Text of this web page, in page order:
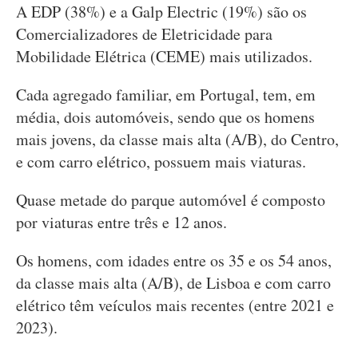
A EDP (38%) e a Galp Electric (19%) são os
Comercializadores de Eletricidade para
Mobilidade Elétrica (CEME) mais utilizados.
Cada agregado familiar, em Portugal, tem, em
média, dois automóveis, sendo que os homens
mais jovens, da classe mais alta (A/B), do Centro,
e com carro elétrico, possuem mais viaturas.
Quase metade do parque automóvel é composto
por viaturas entre três e 12 anos.
Os homens, com idades entre os 35 e os 54 anos,
da classe mais alta (A/B), de Lisboa e com carro
elétrico têm veículos mais recentes (entre 2021 e
2023).